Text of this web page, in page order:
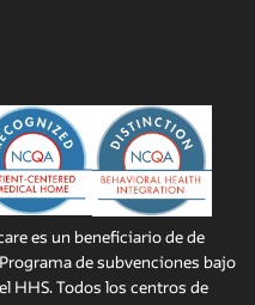
es un beneficiario de de
de subvenciones bajo
HHS. Todos los centros de